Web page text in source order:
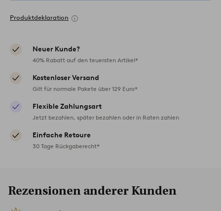
Produktdeklaration
Neuer Kunde?
40% Rabatt auf den teuersten Artikel*
Kostenloser Versand
Gilt für normale Pakete über 129 Euro*
Flexible Zahlungsart
Jetzt bezahlen, später bezahlen oder in Raten zahlen
Einfache Retoure
30 Tage Rückgaberecht*
Rezensionen anderer Kunden